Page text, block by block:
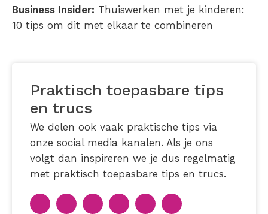
Business Insider: Thuiswerken met je kinderen:
10 tips om dit met elkaar te combineren
Praktisch toepasbare tips
en trucs
We delen ook vaak praktische tips via
onze social media kanalen. Als je ons
volgt dan inspireren we je dus regelmatig
met praktisch toepasbare tips en trucs.